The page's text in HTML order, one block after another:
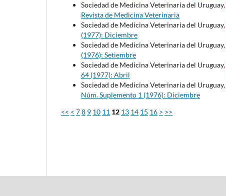
Sociedad de Medicina Veterinaria del Uruguay,
Revista de Medicina Veterinaria
Sociedad de Medicina Veterinaria del Uruguay,
(1977): Diciembre
Sociedad de Medicina Veterinaria del Uruguay,
(1976): Setiembre
Sociedad de Medicina Veterinaria del Uruguay,
64 (1977): Abril
Sociedad de Medicina Veterinaria del Uruguay,
Núm. Suplemento 1 (1976): Diciembre
<< < 78 9 10 11 12 13 14 15 16 > >>